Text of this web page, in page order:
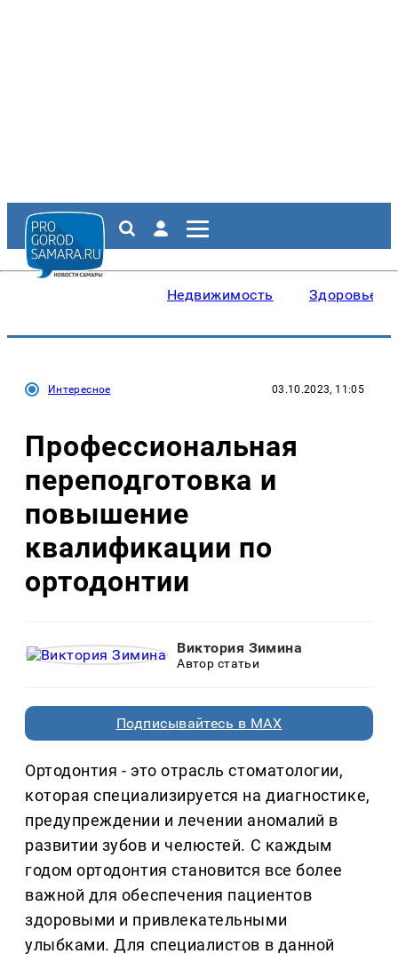
Недвижимость Здоровье
Интересное 03.10.2023, 11:05
Профессиональная
переподготовка и
повышение
квалификации по
ортодонтии
Виктория Зимина
Автор статьи
Подписывайтесь в MAX
Ортодонтия - это отрасль стоматологии,
которая специализируется на диагностике,
предупреждении и лечении аномалий в
развитии зубов и челюстей. С каждым
годом ортодонтия становится все более
важной для обеспечения пациентов
здоровыми и привлекательными
улыбками. Для специалистов в данной